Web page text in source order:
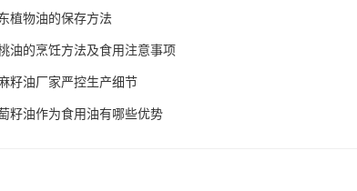
植物油的保存方法
油的烹饪方法及食用注意事项
籽油厂家严控生产细节
籽油作为食用油有哪些优势